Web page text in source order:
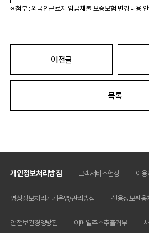
※ 첨부 : 외국인근로자 임금체불 보증보험 변경내용
이전글
목록
개인정보처리방침 고객서비스헌장 이
영상정보처리기기운영/관리방침 신용정보활용
안전보건경영방침 이메일주소추출거부